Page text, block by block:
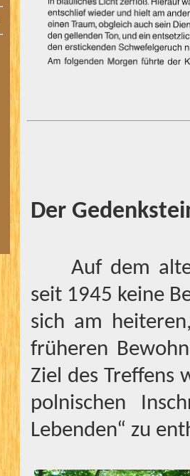
Der
Auf dem
seit 1945 keine
sich am
früheren
Ziel des Treffens
polnischen
Lebenden“ zu